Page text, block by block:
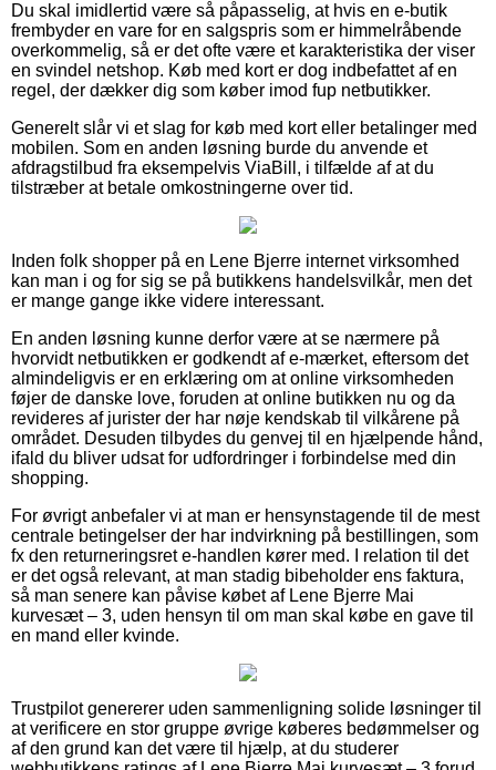
Du skal imidlertid være så påpasselig, at hvis en e-butik
frembyder en vare for en salgspris som er himmelråbende
overkommelig, så er det ofte være et karakteristika der viser
en svindel netshop. Køb med kort er dog indbefattet af en
regel, der dækker dig som køber imod fup netbutikker.
Generelt slår vi et slag for køb med kort eller betalinger med
mobilen. Som en anden løsning burde du anvende et
afdragstilbud fra eksempelvis ViaBill, i tilfælde af at du
tilstræber at betale omkostningerne over tid.
Inden folk shopper på en Lene Bjerre internet virksomhed
kan man i og for sig se på butikkens handelsvilkår, men det
er mange gange ikke videre interessant.
En anden løsning kunne derfor være at se nærmere på
hvorvidt netbutikken er godkendt af e-mærket, eftersom det
almindeligvis er en erklæring om at online virksomheden
føjer de danske love, foruden at online butikken nu og da
revideres af jurister der har nøje kendskab til vilkårene på
området. Desuden tilbydes du genvej til en hjælpende hånd,
ifald du bliver udsat for udfordringer i forbindelse med din
shopping.
For øvrigt anbefaler vi at man er hensynstagende til de mest
centrale betingelser der har indvirkning på bestillingen, som
fx den returneringsret e-handlen kører med. I relation til det
er det også relevant, at man stadig bibeholder ens faktura,
så man senere kan påvise købet af Lene Bjerre Mai
kurvesæt – 3, uden hensyn til om man skal købe en gave til
en mand eller kvinde.
Trustpilot genererer uden sammenligning solide løsninger til
at verificere en stor gruppe øvrige køberes bedømmelser og
af den grund kan det være til hjælp, at du studerer